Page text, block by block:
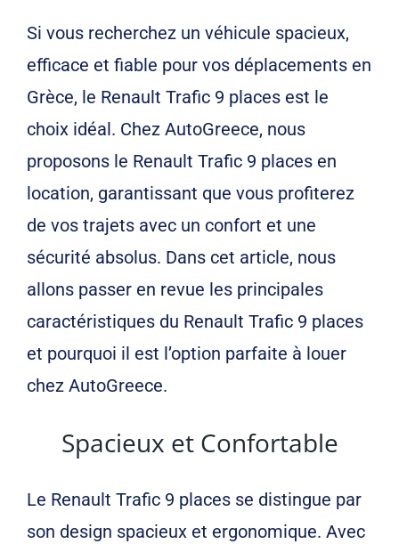
Si vous recherchez un véhicule spacieux,
efficace et fiable pour vos déplacements en
Grèce, le Renault Trafic 9 places est le
choix idéal. Chez AutoGreece, nous
proposons le Renault Trafic 9 places en
location, garantissant que vous profiterez
de vos trajets avec un confort et une
sécurité absolus. Dans cet article, nous
allons passer en revue les principales
caractéristiques du Renault Trafic 9 places
et pourquoi il est l’option parfaite à louer
chez AutoGreece.
Spacieux et Confortable
Le Renault Trafic 9 places se distingue par
son design spacieux et ergonomique. Avec